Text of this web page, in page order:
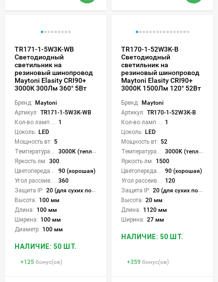
TR171-1-5W3K-WB
Светодиодный
светильник на
резиновый шинопровод
Maytoni Elasity CRI90+
3000К 300Лм 360° 5Вт
Бренд: Maytoni
Артикул: TR171-1-5W3K-WB
1
Цоколь: LED
Мощность вт: 5
3000K (теплый)
Яркость лм: 300
90 (хорошая)
360
Защита IP: 20 (для сухих пом.)
Высота: 100 мм
Длина: 100 мм
Ширина: 100 мм
Диаметр: 100 мм
НАЛИЧИЕ: 50 ШТ.
+125 бонус(ов)
TR170-1-52W3K-B
Светодиодный
светильник на
резиновый шинопровод
Maytoni Elasity CRI90+
3000К 1500Лм 120° 52Вт
Бренд: Maytoni
Артикул: TR170-1-52W3K-B
1
Цоколь: LED
Мощность вт: 52
3000K (теплый)
Яркость лм: 1500
90 (хорошая)
120
Защита IP: 20 (для сухих пом.)
Высота: 20 мм
Длина: 1120 мм
Ширина: 27 мм
НАЛИЧИЕ: 50 ШТ.
+359 бонус(ов)